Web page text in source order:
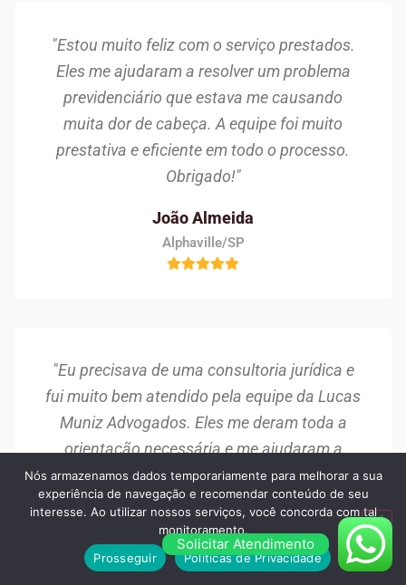
"Estou muito feliz com o serviço prestados.
Eles me ajudaram a resolver um problema
previdenciário que estava me causando
muita dor de cabeça. A equipe foi muito
prestativa e eficiente em todo o processo.
Obrigado!"
João Almeida
Alphaville/SP
"Eu precisava de uma consultoria jurídica e
fui muito bem atendido pela equipe da Lucas
Muniz Advogados. Eles me deram toda a
orientação necessária e me ajudaram a
tomar a melhor decisão para o meu caso.
Recomendo!"
Camila Oliveira
Santo Amaro/SP
Solicitar Atendimento
Nós armazenamos dados temporariamente para melhorar a sua
experiência de navegação e recomendar conteúdo de seu
interesse. Ao utilizar nossos serviços, você concorda com tal
monitoramento.
Prosseguir
Políticas de Privacidade